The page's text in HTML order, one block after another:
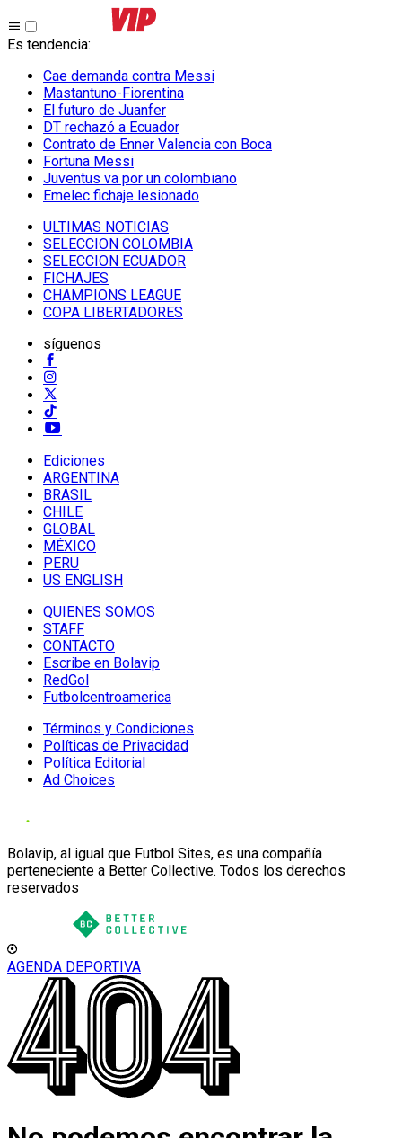
Es tendencia:
Cae demanda contra Messi
Mastantuno-Fiorentina
El futuro de Juanfer
DT rechazó a Ecuador
Contrato de Enner Valencia con Boca
Fortuna Messi
Juventus va por un colombiano
Emelec fichaje lesionado
ULTIMAS NOTICIAS
SELECCION COLOMBIA
SELECCION ECUADOR
FICHAJES
CHAMPIONS LEAGUE
COPA LIBERTADORES
síguenos
Ediciones
ARGENTINA
BRASIL
CHILE
GLOBAL
MÉXICO
PERU
US ENGLISH
QUIENES SOMOS
STAFF
CONTACTO
Escribe en Bolavip
RedGol
Futbolcentroamerica
Términos y Condiciones
Políticas de Privacidad
Política Editorial
Ad Choices
Bolavip, al igual que Futbol Sites, es una compañía
perteneciente a Better Collective. Todos los derechos
reservados
AGENDA DEPORTIVA